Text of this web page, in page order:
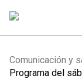
Comunicación y
Programa del